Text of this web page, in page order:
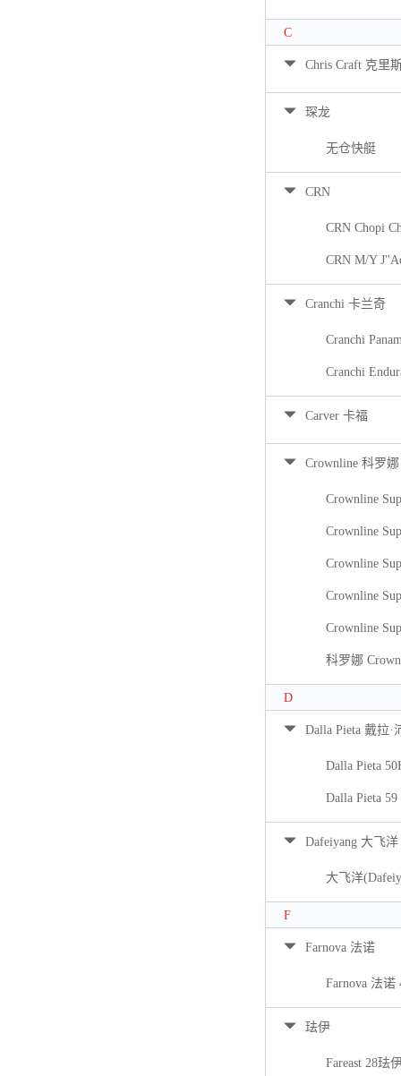
C
Chris Craft 克里
琛龙
无仓快艇
CRN
CRN Chopi
CRN M/Y
Cranchi 卡兰奇
Cranchi
Cranchi
Carver 卡福
Crownline 科罗娜
Crownline
Crownline
Crownline
Crownline
Crownline
科罗娜
D
Dalla Pieta 戴拉·
Dalla Pieta
Dalla Pieta 59
Dafeiyang 大飞洋
大飞洋
F
Farnova 法诺
Farnova 法诺
珐伊
Fareast 28珐